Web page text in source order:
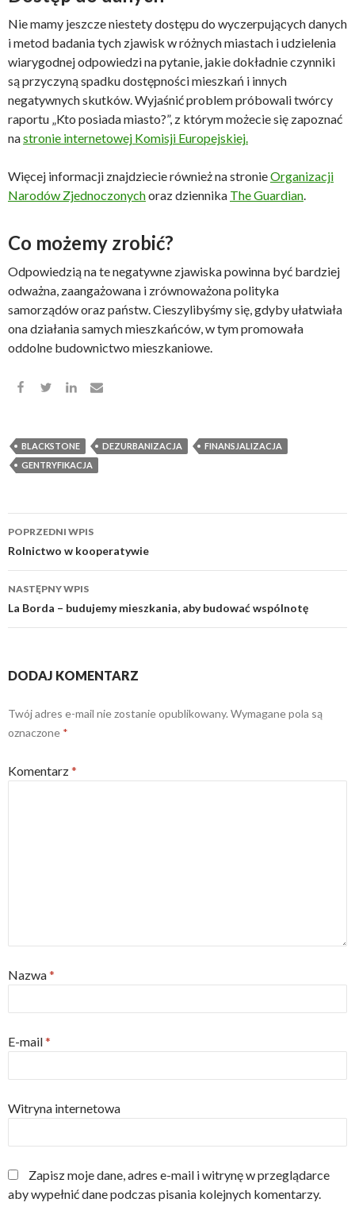
Nie mamy jeszcze niestety dostępu do wyczerpujących danych
i metod badania tych zjawisk w różnych miastach i udzielenia
wiarygodnej odpowiedzi na pytanie, jakie dokładnie czynniki
są przyczyną spadku dostępności mieszkań i innych
negatywnych skutków. Wyjaśnić problem próbowali twórcy
raportu „Kto posiada miasto?”, z którym możecie się zapoznać
nastronie internetowej Komisji Europejskiej.
Więcej informacji znajdziecie również na stronieOrganizacji
Narodów Zjednoczonychoraz dziennika The Guardian.
Co możemy zrobić?
Odpowiedzią na te negatywne zjawiska powinna być bardziej
odważna, zaangażowana i zrównoważona polityka
samorządów oraz państw. Cieszylibyśmy się, gdyby ułatwiała
ona działania samych mieszkańców, w tym promowała
oddolne budownictwo mieszkaniowe.
BLACKSTONE DEZURBANIZACJA
FINANSJALIZACJA
GENTRYFIKACJA
Nawigacja
wpisu
POPRZEDNI WPIS
Rolnictwo w kooperatywie
NASTĘPNY WPIS
La Borda – budujemy mieszkania, aby budować wspólnotę
DODAJ KOMENTARZ
Twój adres e-mail nie zostanie opublikowany. Wymagane pola są
oznaczone *
Komentarz*
Nazwa*
E-mail*
Witryna internetowa
Zapisz moje dane, adres e-mail i witrynę w przeglądarce
aby wypełnić dane podczas pisania kolejnych komentarzy.